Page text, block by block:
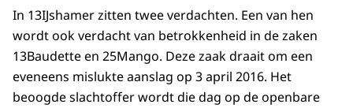
In 13IJshamer zitten twee verdachten. Een van hen
wordt ook verdacht van betrokkenheid in de zaken
13Baudette en 25Mango. Deze zaak draait om een
eveneens mislukte aanslag op 3 april 2016. Het
beoogde slachtoffer wordt die dag op de openbare